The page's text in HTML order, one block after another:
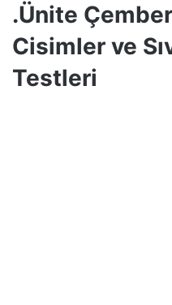
.Ünite
Cisimler ve
Testleri